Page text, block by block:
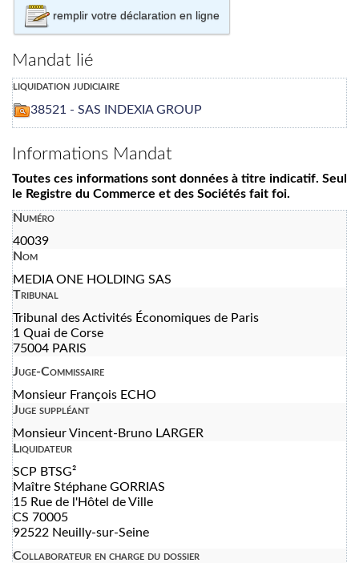
remplir votre déclaration en ligne
Mandat lié
liquidation judiciaire
38521 - SAS INDEXIA GROUP
Informations Mandat
Toutes ces informations sont données à titre indicatif. Seul
le Registre du Commerce et des Sociétés fait foi.
Numéro
40039
Nom
MEDIA ONE HOLDING SAS
Tribunal
Tribunal des Activités Économiques de Paris
1 Quai de Corse
75004 PARIS
Juge-Commissaire
Monsieur François ECHO
Juge suppléant
Monsieur Vincent-Bruno LARGER
Liquidateur
SCP BTSG²
Maître Stéphane GORRIAS
15 Rue de l'Hôtel de Ville
CS 70005
92522 Neuilly-sur-Seine
Collaborateur en charge du dossier